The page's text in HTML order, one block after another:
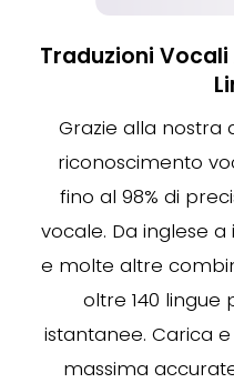
Traduzioni Vocali
Grazie alla nostra
riconoscimento
fino al 98% di
vocale. Da inglese
e molte altre
oltre 140 lingue
istantanee. Carica
massima